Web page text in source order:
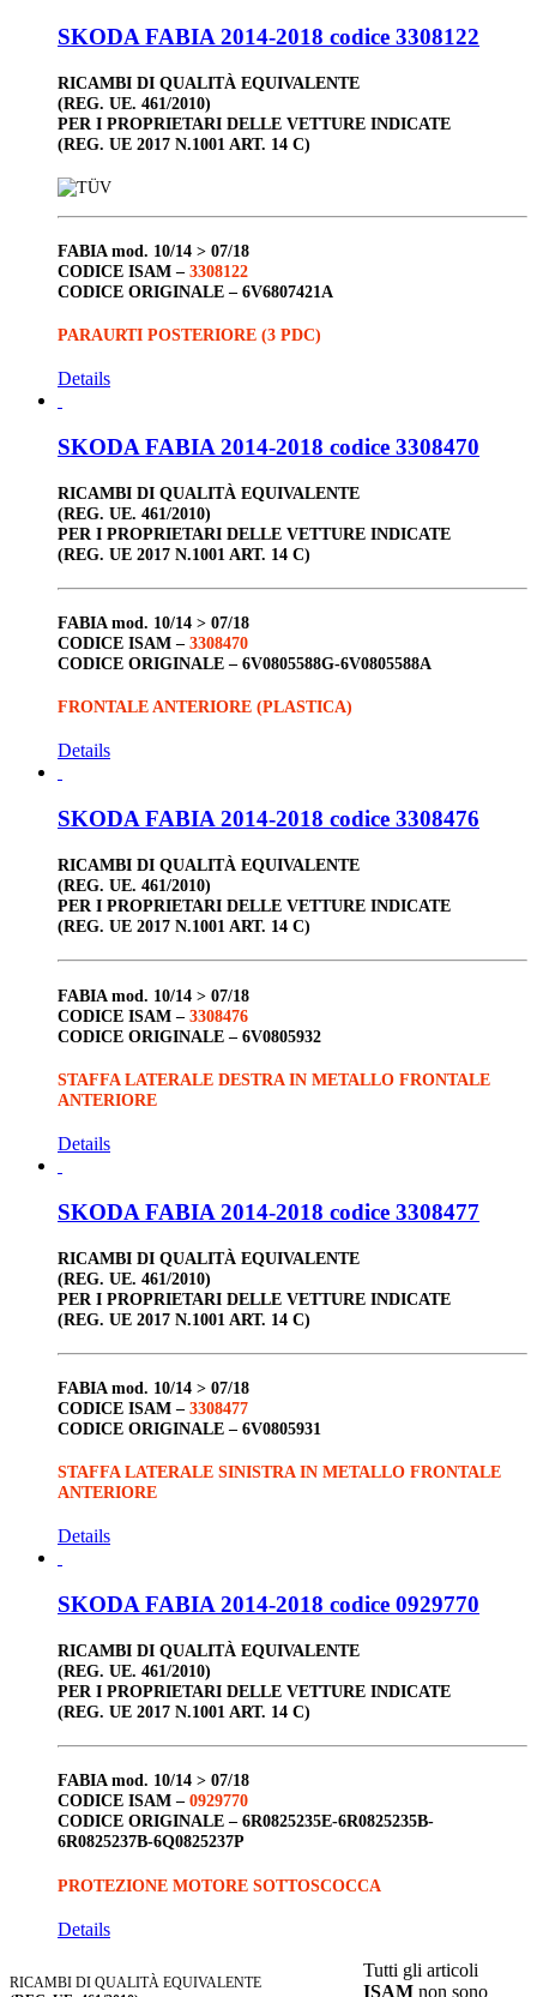
SKODA FABIA 2014-2018 codice 3308122
RICAMBI DI QUALITÀ EQUIVALENTE
(REG. UE. 461/2010)
PER I PROPRIETARI DELLE VETTURE INDICATE
(REG. UE 2017 N.1001 ART. 14 C)
FABIA mod. 10/14 > 07/18
CODICE ISAM – 3308122
CODICE ORIGINALE – 6V6807421A
PARAURTI POSTERIORE (3 PDC)
Details
SKODA FABIA 2014-2018 codice 3308470
RICAMBI DI QUALITÀ EQUIVALENTE
(REG. UE. 461/2010)
PER I PROPRIETARI DELLE VETTURE INDICATE
(REG. UE 2017 N.1001 ART. 14 C)
FABIA mod. 10/14 > 07/18
CODICE ISAM – 3308470
CODICE ORIGINALE – 6V0805588G-6V0805588A
FRONTALE ANTERIORE (PLASTICA)
Details
SKODA FABIA 2014-2018 codice 3308476
RICAMBI DI QUALITÀ EQUIVALENTE
(REG. UE. 461/2010)
PER I PROPRIETARI DELLE VETTURE INDICATE
(REG. UE 2017 N.1001 ART. 14 C)
FABIA mod. 10/14 > 07/18
CODICE ISAM – 3308476
CODICE ORIGINALE – 6V0805932
STAFFA LATERALE DESTRA IN METALLO FRONTALE
ANTERIORE
Details
SKODA FABIA 2014-2018 codice 3308477
RICAMBI DI QUALITÀ EQUIVALENTE
(REG. UE. 461/2010)
PER I PROPRIETARI DELLE VETTURE INDICATE
(REG. UE 2017 N.1001 ART. 14 C)
FABIA mod. 10/14 > 07/18
CODICE ISAM – 3308477
CODICE ORIGINALE – 6V0805931
STAFFA LATERALE SINISTRA IN METALLO FRONTALE
ANTERIORE
Details
SKODA FABIA 2014-2018 codice 0929770
RICAMBI DI QUALITÀ EQUIVALENTE
(REG. UE. 461/2010)
PER I PROPRIETARI DELLE VETTURE INDICATE
(REG. UE 2017 N.1001 ART. 14 C)
FABIAmod. 10/14 > 07/18
CODICE ISAM – 0929770
CODICE ORIGINALE – 6R0825235E-6R0825235B-
6R0825237B-6Q0825237P
PROTEZIONE MOTORE SOTTOSCOCCA
Details
RICAMBI DI QUALITÀ EQUIVALENTE
Tutti gli articoli
ISAM non sono